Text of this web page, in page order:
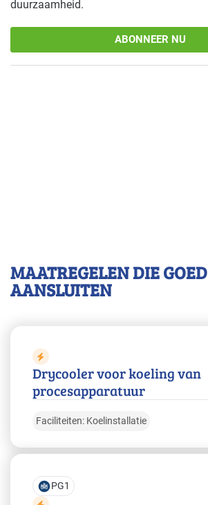
duurzaamheid.
ABONNEER NU
MAATREGELEN DIE GOED
AANSLUITEN
Drycooler voor koeling van
procesapparatuur
Faciliteiten: Koelinstallatie
PG1